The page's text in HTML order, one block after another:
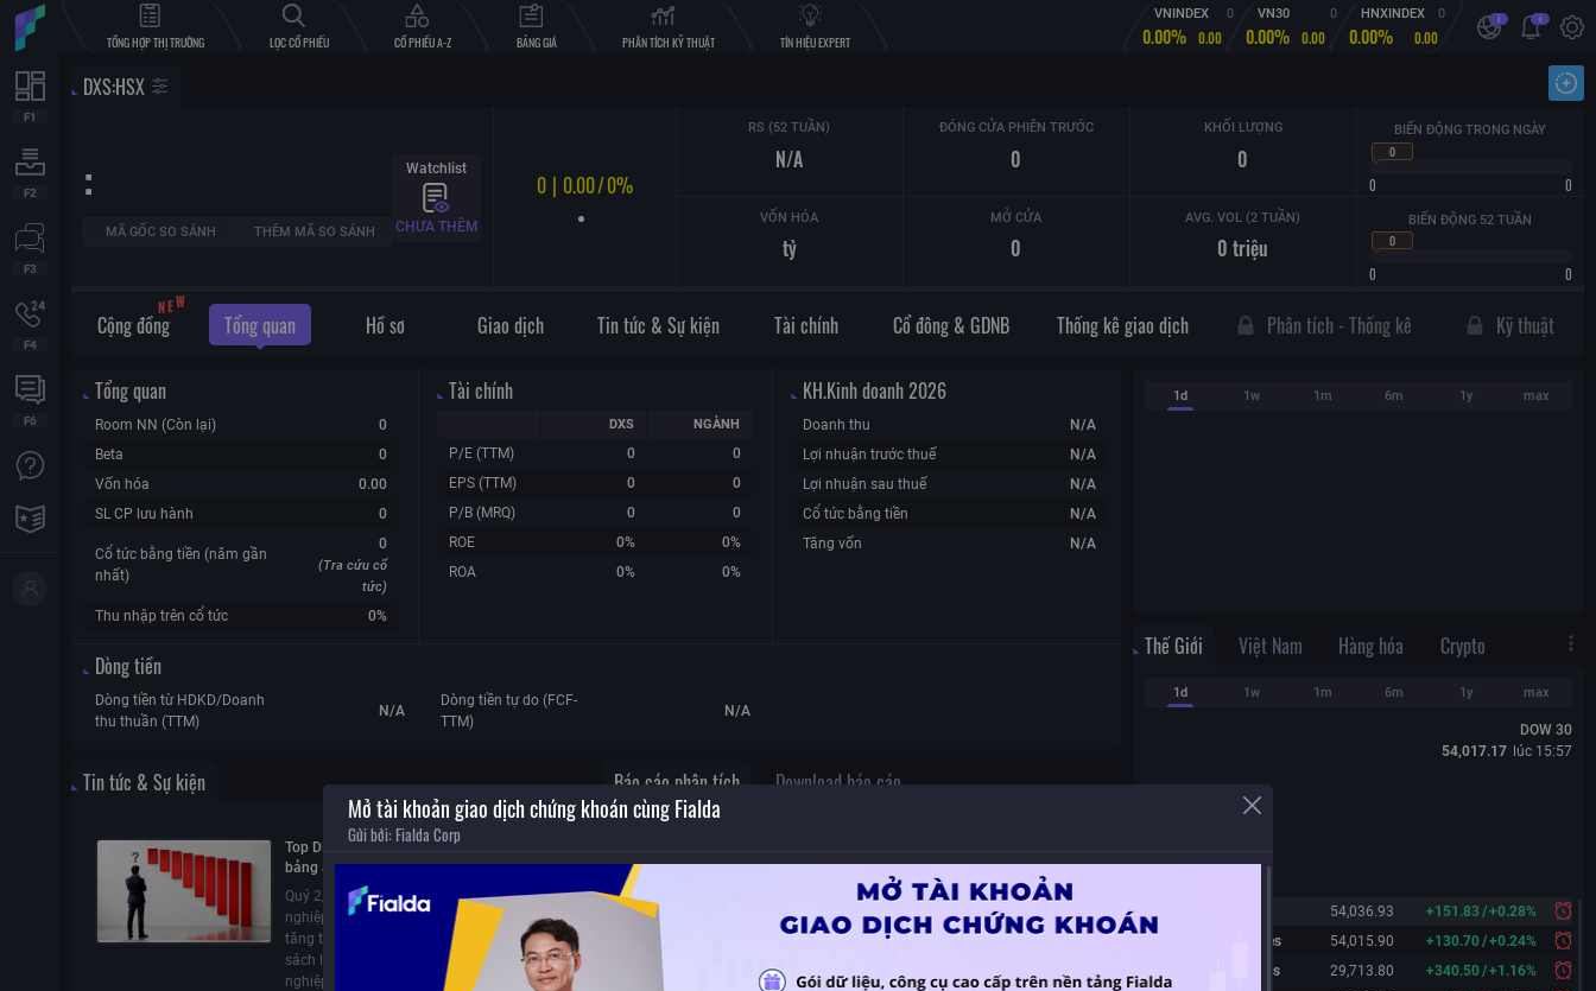
TỔNG HỢP THỊ TRƯỜNG LỌC CỔ PHIẾU CỔ PHIẾU A-Z BẢNG GIÁ PHÂN TÍCH KỸ THUẬT TÍN HIỆU EXPERT
VNINDEX 0
0.00% 0.00
VN30 0
0.00% 0.00
HNXINDEX 0
0.00% 0.00
i i
DXS:HSX
:
MÃ GỐC SO SÁNH THÊM MÃ SO SÁNH
Watchlist
CHƯA THÊM
0 | 0.00/0%
RS (52 TUẦN)
N/A
ĐÓNG CỬA PHIÊN TRƯỚC
0
KHỐI LƯỢNG
0
BIẾN ĐỘNG TRONG NGÀY
0
0 0
VỐN HÓA
tỷ
MỞ CỬA
0
AVG. VOL (2 TUẦN)
0 triệu
BIẾN ĐỘNG 52 TUẦN
0
0
0
NEW
Cộng đồng Tổng quan Hồ sơ Giao dịch Tin tức & Sự kiện Tài chính Cổ đông & GDNB Thống kê giao dịch Phân tích - Thống kê Kỹ thuật
Tổng quan
Room NN (Còn lại)
0
Beta
0
Vốn hóa
0.00
SL CP lưu hành
0
Cổ tức bằng tiền (năm gần
nhất)
0
(Tra cứu cổ
tức)
Thu nhập trên cổ tức 0%
Tài chính
DXS NGÀNH
P/E (TTM) 0
0
EPS (TTM)
0
0
P/B (MRQ)
0
0
ROE
0%
0%
ROA
0% 0%
KH.Kinh doanh2026
Doanh thu
N/A
Lợi nhuận trước thuế
N/A
Lợi nhuận sau thuế
N/A
Cổ tức bằng tiền
N/A
Tăng vốn
N/A
Dòng tiền
Dòng tiền từ HDKD/Doanh
thu thuần (TTM)
N/A
Dòng tiền tự do (FCF-
TTM)
N/A
Tin tức & Sự kiện
Top DN lỗ lớn nhất quý 2: Ba cái tên đầu
bảng âm gần 1.000 tỷ đồng, 1 công ty có
doanh thu tăng gần 8 lần vẫn lỗ hơn trăm
Quý 2/2026 chứng kiến không ít doanh
nghiệp kinh doanh thua lỗ dù doanh số
tăng trưởng tốt. Ba cái tên đứng đầu danh
sách lỗ gần 1.000 tỷ đồng; một doanh
nghiệp có doanh thu gấp gần 8 lần vẫn lỗ
Báo cáo phân tích Download báo cáo
Báo cáo cập nhật
DXS: Khuyến nghị KHẢ QUAN với giá mục tiêu 8,800 đồng/cổ phiếu
Nguồn:
Ngày báo cáo:17/06/2026
DXS: Khuyến nghị KHẢ QUAN với giá mục tiêu 8,800 đồng/cổ phiếu
1d 1w 1m 6m 1y max
Thế Giới Việt Nam Hàng hóa Crypto
1d 1w 1m 6m 1y max
DOW 30
54,017.17 lúc 15:57
54,036.93 +151.83 /+0.28%
Dow 30 Futures
54,015.90 +130.70/+0.24%
Nasdaq Futures
29,713.80 +340.50/+1.16%
Mở tài khoản giao dịch chứng khoán cùng Fialda
Gửi bởi: Fialda Corp